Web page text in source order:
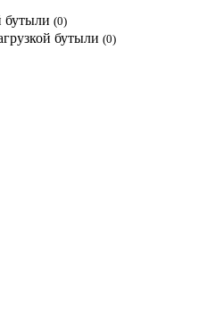
бутыли (0)
бутыли (0)